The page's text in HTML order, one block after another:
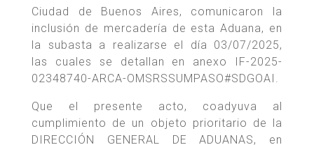
Ciudad de Buenos Aires, comunicaron la
inclusión de mercadería de esta Aduana, en
la subasta a realizarse el día 03/07/2025,
las cuales se detallan en anexo IF-2025-
02348740-ARCA-OMSRSSUMPASO#SDGOAI.
Que el presente acto, coadyuva al
cumplimiento de un objeto prioritario de la
DIRECCIÓN GENERAL DE ADUANAS, en